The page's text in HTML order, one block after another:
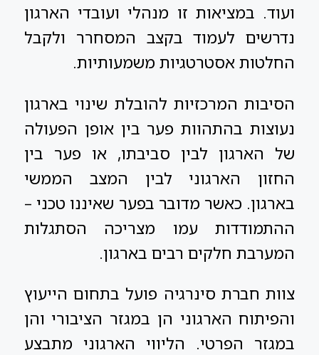
ועוד. במציאות זו מנהלי ועובדי הארגון
נדרשים לעמוד בקצב המסחרר ולקבל
החלטות אסטרטגיות משמעותיות.
הסיבות המרכזיות להובלת שינוי בארגון
נעוצות בהתהוות פער בין אופן הפעולה
של הארגון לבין סביבתו, או פער בין
החזון הארגוני לבין המצב הממשי
בארגון. כאשר מדובר בפער שאיננו טכני –
ההתמודדות עמו מצריכה הסתגלות
המערבת חלקים רבים בארגון.
צוות חברת סינרגיה פועל בתחום הייעוץ
והפיתוח הארגוני הן במגזר הציבורי והן
במגזר הפרטי. הליווי הארגוני מתבצע